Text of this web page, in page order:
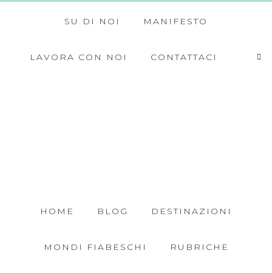
SU DI NOI MANIFESTO
LAVORA CON NOI CONTATTACI
HOME BLOG DESTINAZIONI
MONDI FIABESCHI RUBRICHE